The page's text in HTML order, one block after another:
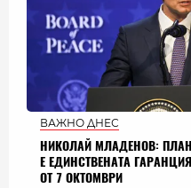
ВАЖНО ДНЕС
НИКОЛАЙ МЛАДЕНОВ:
Е ЕДИНСТВЕНАТА
ОТ 7 ОКТОМВРИ